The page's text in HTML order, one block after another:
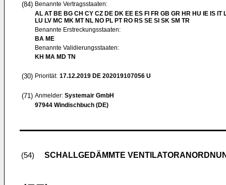
(84) Benannte Vertragsstaaten:
AL AT BE BG CH CY CZ DE DK EE ES FI FR GB GR HR HU IE IS IT
LU LV MC MK MT NL NO PL PT RO RS SE SI SK SM TR
Benannte Erstreckungsstaaten:
BA ME
Benannte Validierungsstaaten:
KH MA MD TN
(30) Priorität: 17.12.2019 DE 202019107056 U
(71) Anmelder: Systemair GmbH
97944 Windischbuch (DE)
(54) SCHALLGEDÄMMTE